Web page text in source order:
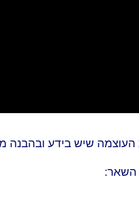
את משמעות העוצמה שיש
השאר: